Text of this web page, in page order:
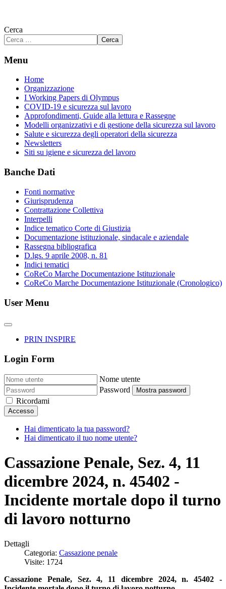
Cerca
Cerca
Menu
Home
Organizzazione
I Working Papers di Olympus
COVID-19 e sicurezza sul lavoro
Approfondimenti, Guide alla lettura e Rassegne
Modelli organizzativi e di gestione della sicurezza sul lavoro
Salute e sicurezza degli operatori della sicurezza
Newsletters
Siti su igiene e sicurezza del lavoro
Banche Dati
Fonti normative
Giurisprudenza
Contrattazione Collettiva
Interpelli
Indice tematico Corte di Giustizia
Documentazione istituzionale, sindacale e aziendale
Rassegna bibliografica
D.lgs. 9 aprile 2008, n. 81
Indici tematici
CoReCo Marche Documentazione Istituzionale
CoReCo Marche Documentazione Istituzionale (Cronologico)
User Menu
PRIN INSPIRE
Login Form
Nome utente
Password
Mostra password
Ricordami
Accesso
Hai dimenticato la tua password?
Hai dimenticato il tuo nome utente?
Cassazione Penale, Sez. 4, 11
dicembre 2024, n. 45402 -
Incidente mortale dopo il turno
di lavoro notturno
Dettagli
Categoria: Cassazione penale
Visite: 1724
Cassazione Penale, Sez. 4, 11 dicembre 2024, n. 45402 -